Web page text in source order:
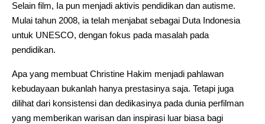
Selain film, Ia pun menjadi aktivis pendidikan dan autisme.
Mulai tahun 2008, ia telah menjabat sebagai Duta Indonesia
untuk UNESCO, dengan fokus pada masalah pada
pendidikan.
Apa yang membuat Christine Hakim menjadi pahlawan
kebudayaan bukanlah hanya prestasinya saja. Tetapi juga
dilihat dari konsistensi dan dedikasinya pada dunia perfilman
yang memberikan warisan dan inspirasi luar biasa bagi